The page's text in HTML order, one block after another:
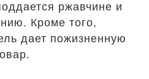
ржавчине и
Кроме того,
дает пожизненную